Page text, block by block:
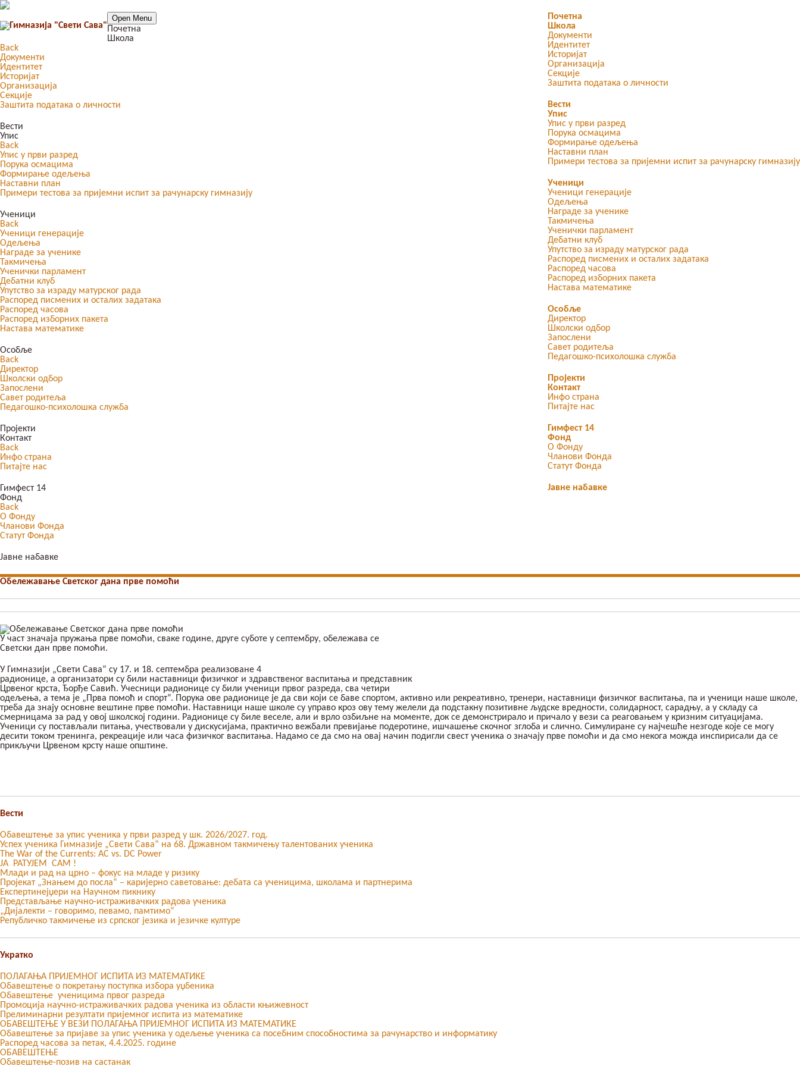
Почетна
Школа
Документи
Идентитет
Историјат
Организација
Секције
Заштита података о личности
Вести
Упис
Упис у први разред
Порука осмацима
Формирање одељења
Наставни план
Примери тестова за пријемни испит за рачунарску гимназију
Ученици
Ученици генерације
Одељења
Награде за ученике
Такмичења
Ученички парламент
Дебатни клуб
Упутство за израду матурског рада
Распоред писмених и осталих задатака
Распоред часова
Распоред изборних пакета
Настава математике
Особље
Директор
Школски одбор
Запослени
Савет родитеља
Педагошко-психолошка служба
Пројекти
Контакт
Инфо страна
Питајте нас
Гимфест 14
Фонд
О Фонду
Чланови Фонда
Статут Фонда
Јавне набавке
Open Menu
Почетна
Школа
Back
Документи
Идентитет
Историјат
Организација
Секције
Заштита података о личности
Вести
Упис
Back
Упис у први разред
Порука осмацима
Формирање одељења
Наставни план
Примери тестова за пријемни испит за рачунарску гимназију
Ученици
Back
Ученици генерације
Одељења
Награде за ученике
Такмичења
Ученички парламент
Дебатни клуб
Упутство за израду матурског рада
Распоред писмених и осталих задатака
Распоред часова
Распоред изборних пакета
Настава математике
Особље
Back
Директор
Школски одбор
Запослени
Савет родитеља
Педагошко-психолошка служба
Пројекти
Контакт
Back
Инфо страна
Питајте нас
Гимфест 14
Фонд
Back
О Фонду
Чланови Фонда
Статут Фонда
Јавне набавке
Обележавање Светског дана прве помоћи
У част значаја пружања прве помоћи, сваке године, друге суботе у септембру, обележава се
Светски дан прве помоћи.
У Гимназији „Свети Сава“ су 17. и 18. септембра реализоване 4
радионице, а организатори су били наставници физичког и здравственог васпитања и представник
Црвеног крста, Ђорђе Савић. Учесници радионице су били ученици првог разреда, сва четири
одељења, а тема је „Прва помоћ и спорт“. Порука ове радионице је да сви који се баве спортом, активно или рекреативно, тренери, наставници физичког васпитања, па и ученици наше школе,
треба да знају основне вештине прве помоћи. Наставници наше школе су управо кроз ову тему желели да подстакну позитивне људске вредности, солидарност, сарадњу, а у складу са
смерницама за рад у овој школској години. Радионице су биле веселе, али и врло озбиљне на моменте, док се демонстрирало и причало у вези са реаговањем у кризним ситуацијама.
Ученици су постављали питања, учествовали у дискусијама, практично вежбали превијање подеротине, ишчашење скочног зглоба и слично. Симулиране су најчешће незгоде које се могу
десити током тренинга, рекреације или часа физичког васпитања. Надамо се да смо на овај начин подигли свест ученика о значају прве помоћи и да смо некога можда инспирисали да се
прикључи Црвеном крсту наше општине.
Вести
Обавештење за упис ученика у први разред у шк. 2026/2027. год.
Успех ученика Гимназије „Свети Сава“ на 68. Државном такмичењу талентованих ученика
The War of the Currents: AC vs. DC Power
ЈА РАТУЈЕМ САМ !
Млади и рад на црно – фокус на младе у ризику
Пројекат „Знањем до посла“ – каријерно саветовање: дебата са ученицима, школама и партнерима
Експертинејџери на Научном пикнику
Представљање научно-истраживачких радова ученика
„Дијалекти – говоримо, певамо, памтимо“
Републичко такмичење из српског језика и језичке културе
Укратко
ПОЛАГАЊА ПРИЈЕМНОГ ИСПИТА ИЗ МАТЕМАТИКЕ
Обавештење о покретању поступка избора уџбеника
Обавештење ученицима првог разреда
Промоција научно-истраживачких радова ученика из области књижевност
Прелиминарни резултати пријемног испита из математике
ОБАВЕШТЕЊЕ У ВЕЗИ ПОЛАГАЊА ПРИЈЕМНОГ ИСПИТА ИЗ МАТЕМАТИКЕ
Oбавештење за пријаве за упис ученика у одељење ученика са посебним способностима за рачунарство и информатику
Распоред часова за петак, 4.4.2025. године
ОБАВЕШТЕЊЕ
Обавештење-позив на састанак